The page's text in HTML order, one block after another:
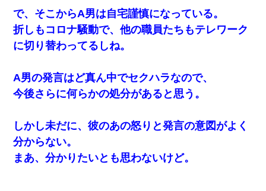
で、そこからA男は自宅謹慎になっている。
折しもコロナ騒動で、他の職員たちもテレワーク
に切り替わってるしね。
A男の発言はど真ん中でセクハラなので、
今後さらに何らかの処分があると思う。
しかし未だに、彼のあの怒りと発言の意図がよく
分からない。
まあ、分かりたいとも思わないけど。